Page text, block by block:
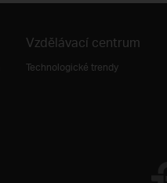
Vzdělávací centrum
Technologické trendy